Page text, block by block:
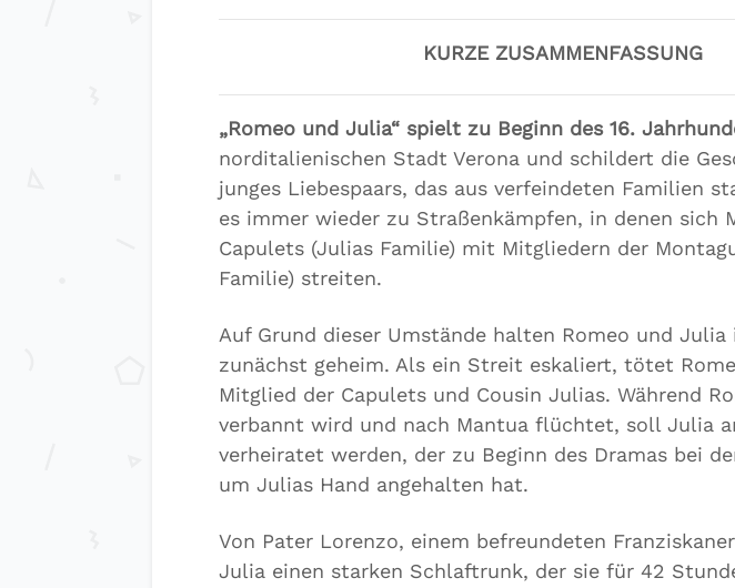
KURZE ZUSAMMENFASSUNG
„Romeo und Julia“ spielt zu Beginn des 16.
norditalienischen Stadt Verona und schildert die
junges Liebespaars, das aus verfeindeten Familien
es immer wieder zu Straßenkämpfen, in denen sich
Capulets (Julias Familie) mit Mitgliedern der
Familie) streiten.
Auf Grund dieser Umstände halten Romeo und Julia
zunächst geheim. Als ein Streit eskaliert, tötet
Mitglied der Capulets und Cousin Julias. Während
verbannt wird und nach Mantua flüchtet, soll Julia
verheiratet werden, der zu Beginn des Dramas bei
um Julias Hand angehalten hat.
Von Pater Lorenzo, einem befreundeten
Julia einen starken Schlaftrunk, der sie für 42